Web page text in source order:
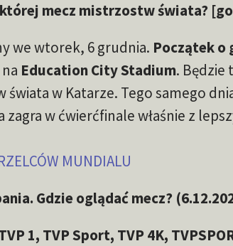
mecz mistrzostw świata?
we wtorek, 6 grudnia. Początek o
Education City Stadium.
w Katarze. Tego samego
zagra w ćwierćfinale właśnie z
MUNDIALU
Gdzie oglądać mecz?
1, TVP Sport, TVP 4K,